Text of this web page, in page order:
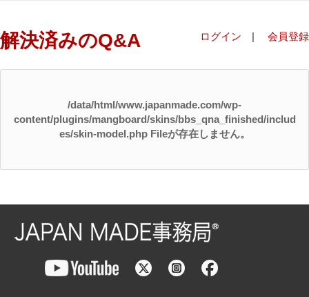
解決済みのQ&A ログイン | 会員登録
/data/html/www.japanmade.com/wp-
content/plugins/mangboard/skins/bbs_qna_finished/includ
es/skin-model.php Fileが存在しません。